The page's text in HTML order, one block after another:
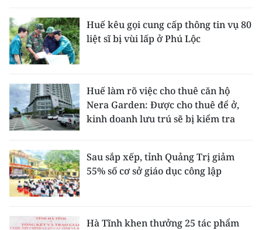
Huế kêu gọi cung cấp thông tin vụ 80
liệt sĩ bị vùi lấp ở Phú Lộc
Huế làm rõ việc cho thuê căn hộ
Nera Garden: Được cho thuê để ở,
kinh doanh lưu trú sẽ bị kiểm tra
Sau sắp xếp, tỉnh Quảng Trị giảm
55% số cơ sở giáo dục công lập
Hà Tĩnh khen thưởng 25 tác phẩm